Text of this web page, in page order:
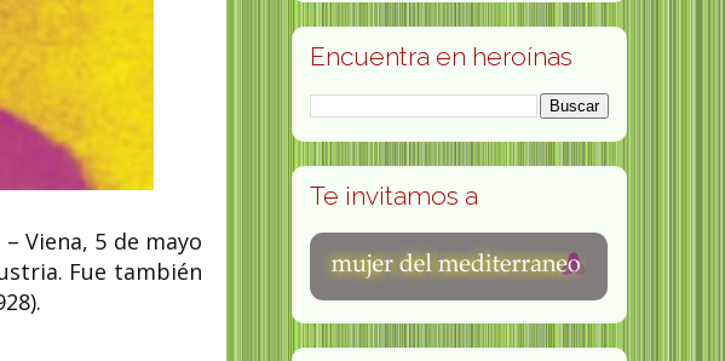
Viena, 5 de mayo
Fue también
Encuentra en heroínas
Te invitamos a